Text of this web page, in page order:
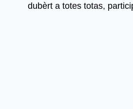
dubèrt a totes totas,